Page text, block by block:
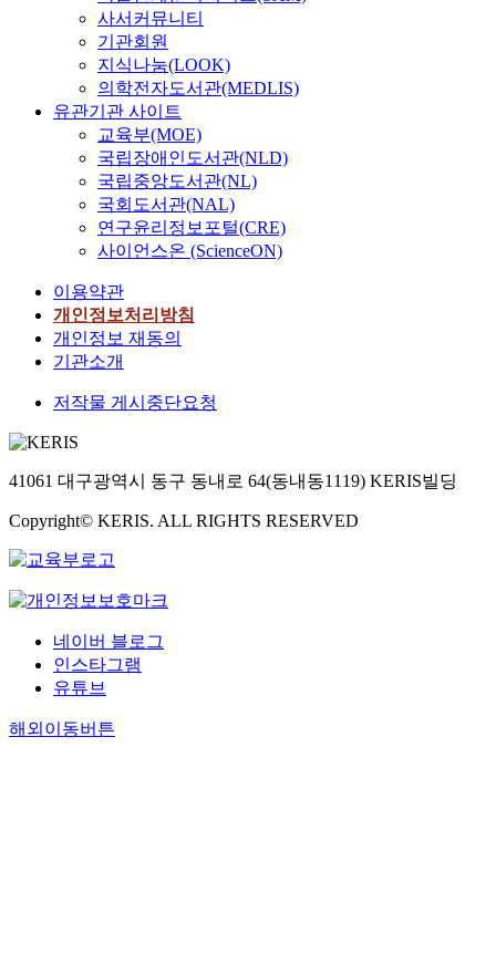
사서커뮤니티
기관회원
지식나눔(LOOK)
의학전자도서관(MEDLIS)
유관기관 사이트
교육부(MOE)
국립장애인도서관(NLD)
국립중앙도서관(NL)
국회도서관(NAL)
연구윤리정보포털(CRE)
사이언스온 (ScienceON)
이용약관
개인정보처리방침
개인정보 재동의
기관소개
저작물 게시중단요청
41061 대구광역시 동구 동내로 64(동내동1119) KERIS빌딩
Copyright© KERIS. ALL RIGHTS RESERVED
네이버 블로그
인스타그램
유튜브
해외이동버튼